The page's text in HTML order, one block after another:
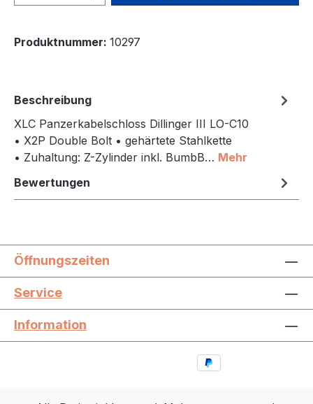
Produktnummer: 10297
Beschreibung
XLC Panzerkabelschloss Dillinger III LO-C10
• X2P Double Bolt • gehärtete Stahlkette
• Zuhaltung: Z-Zylinder inkl. BumbB… Mehr
Bewertungen
Öffnungszeiten
Service
Information